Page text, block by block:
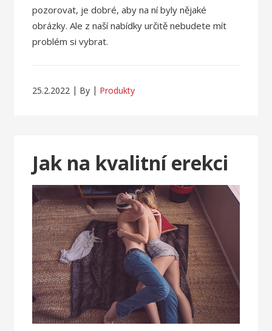
pozorovat, je dobré, aby na ní byly nějaké
obrázky. Ale z naší nabídky určitě nebudete mít
problém si vybrat.
25.2.2022 By Produkty
Jak na kvalitní erekci